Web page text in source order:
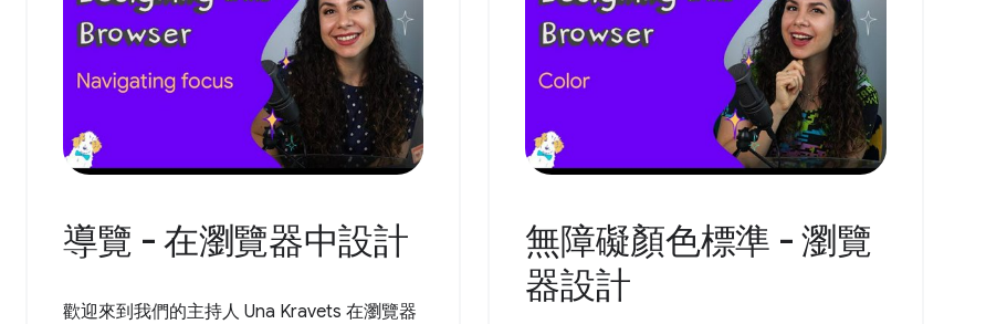
導覽 - 在瀏覽器中設計
歡迎來到我們的主持人 Una Kravets 在瀏覽器
無障礙顏色標準 - 瀏覽
器設計